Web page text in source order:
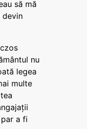
să mă
devin
nu
legea
multe
a fi